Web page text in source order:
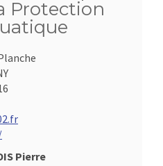
Protection
Pierre